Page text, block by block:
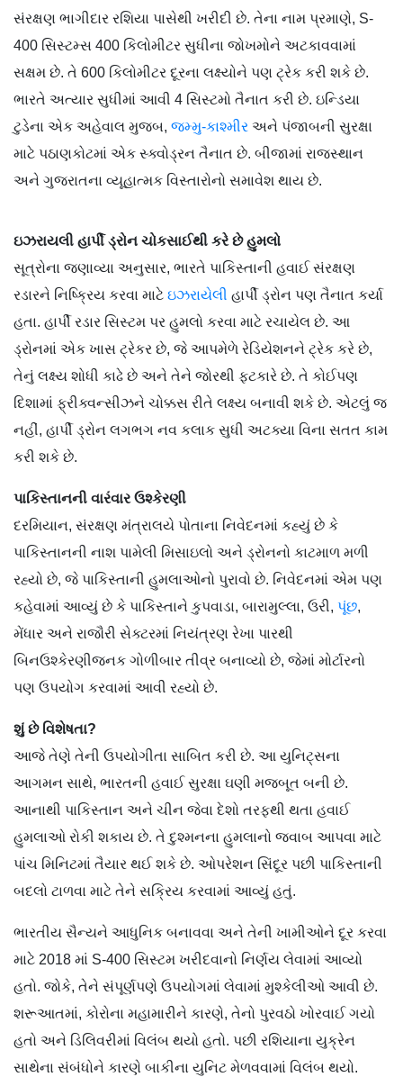
સંરક્ષણ ભાગીદાર રશિયા પાસેથી ખરીદી છે. તેના નામ પ્રમાણે, S-
400 સિસ્ટમ્સ 400 કિલોમીટર સુધીના જોખમોને અટકાવવામાં
સક્ષમ છે. તે 600 કિલોમીટર દૂરના લક્ષ્યોને પણ ટ્રેક કરી શકે છે.
ભારતે અત્યાર સુધીમાં આવી 4 સિસ્ટમો તૈનાત કરી છે. ઇન્ડિયા
ટુડેના એક અહેવાલ મુજબ, જમ્મુ-કાશ્મીર અને પંજાબની સુરક્ષા
માટે પઠાણકોટમાં એક સ્ક્વોડ્રન તૈનાત છે. બીજામાં રાજસ્થાન
અને ગુજરાતના વ્યૂહાત્મક વિસ્તારોનો સમાવેશ થાય છે.
ઇઝરાયલી હાર્પી ડ્રોન ચોકસાઈથી કરે છે હુમલો
સૂત્રોના જણાવ્યા અનુસાર, ભારતે પાકિસ્તાની હવાઈ સંરક્ષણ
રડારને નિષ્ક્રિય કરવા માટે ઇઝરાયેલી હાર્પી ડ્રોન પણ તૈનાત કર્યા
હતા. હાર્પી રડાર સિસ્ટમ પર હુમલો કરવા માટે રચાયેલ છે. આ
ડ્રોનમાં એક ખાસ ટ્રેકર છે, જે આપમેળે રેડિયેશનને ટ્રેક કરે છે,
તેનું લક્ષ્ય શોધી કાઢે છે અને તેને જોરથી ફટકારે છે. તે કોઈપણ
દિશામાં ફ્રીક્વન્સીઝને ચોક્કસ રીતે લક્ષ્ય બનાવી શકે છે. એટલું જ
નહીં, હાર્પી ડ્રોન લગભગ નવ કલાક સુધી અટક્યા વિના સતત કામ
કરી શકે છે.
પાકિસ્તાનની વારંવાર ઉશ્કેરણી
દરમિયાન, સંરક્ષણ મંત્રાલયે પોતાના નિવેદનમાં કહ્યું છે કે
પાકિસ્તાનની નાશ પામેલી મિસાઇલો અને ડ્રોનનો કાટમાળ મળી
રહ્યો છે, જે પાકિસ્તાની હુમલાઓનો પુરાવો છે. નિવેદનમાં એમ પણ
કહેવામાં આવ્યું છે કે પાકિસ્તાને કુપવાડા, બારામુલ્લા, ઉરી, પૂંછ,
મેંધાર અને રાજૌરી સેક્ટરમાં નિયંત્રણ રેખા પારથી
બિનઉશ્કેરણીજનક ગોળીબાર તીવ્ર બનાવ્યો છે, જેમાં મોર્ટારનો
પણ ઉપયોગ કરવામાં આવી રહ્યો છે.
શું છે વિશેષતા?
આજે તેણે તેની ઉપયોગીતા સાબિત કરી છે. આ યુનિટ્સના
આગમન સાથે, ભારતની હવાઈ સુરક્ષા ઘણી મજબૂત બની છે.
આનાથી પાકિસ્તાન અને ચીન જેવા દેશો તરફથી થતા હવાઈ
હુમલાઓ રોકી શકાય છે. તે દુશ્મનના હુમલાનો જવાબ આપવા માટે
પાંચ મિનિટમાં તૈયાર થઈ શકે છે. ઓપરેશન સિંદૂર પછી પાકિસ્તાની
બદલો ટાળવા માટે તેને સક્રિય કરવામાં આવ્યું હતું.
ભારતીય સૈન્યને આધુનિક બનાવવા અને તેની ખામીઓને દૂર કરવા
માટે 2018 માં S-400 સિસ્ટમ ખરીદવાનો નિર્ણય લેવામાં આવ્યો
હતો. જોકે, તેને સંપૂર્ણપણે ઉપયોગમાં લેવામાં મુશ્કેલીઓ આવી છે.
શરૂઆતમાં, કોરોના મહામારીને કારણે, તેનો પુરવઠો ખોરવાઈ ગયો
હતો અને ડિલિવરીમાં વિલંબ થયો હતો. પછી રશિયાના યુક્રેન
સાથેના સંબંધોને કારણે બાકીના યુનિટ મેળવવામાં વિલંબ થયો.